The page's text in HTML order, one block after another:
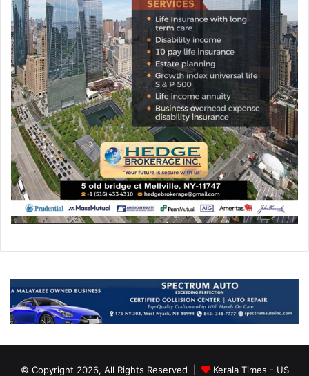
© Copyright 2026, All Rights Reserved | Kerala Times - US